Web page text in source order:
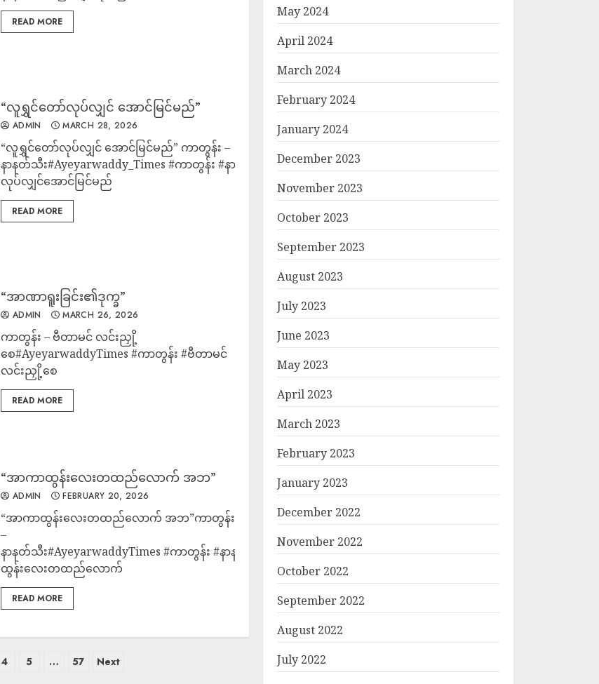
READ MORE
“လူရွှင်တော်လုပ်လျှင် အောင်မြင်မည်”
ADMIN MARCH 28, 2026
“လူရွှင်တော်လုပ်လျှင် အောင်မြင်မည်” ကာတွန်း –
နာနတ်သီး#Ayeyarwaddy_Times #ကာတွန်း #နာနတ်သီး #လူရွှင်တော်
လုပ်လျှင်အောင်မြင်မည်
READ MORE
“အာဏာရူးခြင်း၏ဒုက္ခ”
ADMIN MARCH 26, 2026
ကာတွန်း – ဗီတာမင် လင်းညှို့
စေ#AyeyarwaddyTimes #ကာတွန်း #ဗီတာမင်
လင်းညှို့စေ
READ MORE
“အာကာထွန်းလေးတထည်လောက် အဘ”
ADMIN FEBRUARY 20, 2026
“အာကာထွန်းလေးတထည်လောက် အဘ”ကာတွန်း
–
နာနတ်သီး#AyeyarwaddyTimes #ကာတွန်း #နာနတ်သီး #အာကာ
ထွန်းလေးတထည်လောက်
READ MORE
4 5 … 57 Next
May 2024
April 2024
March 2024
February 2024
January 2024
December 2023
November 2023
October 2023
September 2023
August 2023
July 2023
June 2023
May 2023
April 2023
March 2023
February 2023
January 2023
December 2022
November 2022
October 2022
September 2022
August 2022
July 2022